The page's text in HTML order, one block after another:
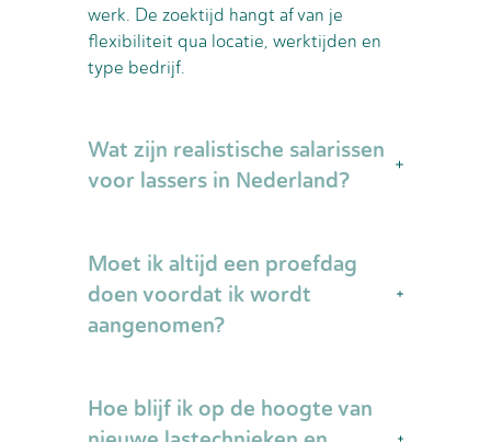
werk. De zoektijd hangt af van je
flexibiliteit qua locatie, werktijden en
type bedrijf.
Wat zijn realistische salarissen
voor lassers in Nederland?
€2.200-€2.800 bruto per maand.
Ervaren lassers met specialistische
certificaten kunnen €3.500-€4.500
verdienen. Onderwaterlassers en
afhankelijk van ervaring en locatie.
Moet ik altijd een proefdag
doen voordat ik wordt
aangenomen?
een proefdag of praktijktest, vooral voor
technisch complexe functies. Dit is
Hoe blijf ik op de hoogte van